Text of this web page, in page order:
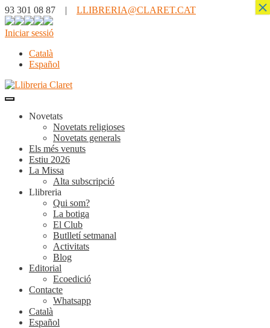
93 301 08 87 | LLIBRERIA@CLARET.CAT
Iniciar sessió
Català
Español
Novetats
Novetats religioses
Novetats generals
Els més venuts
Estiu 2026
La Missa
Alta subscripció
Llibreria
Qui som?
La botiga
El Club
Butlletí setmanal
Activitats
Blog
Editorial
Ecoedició
Contacte
Whatsapp
Català
Español
×